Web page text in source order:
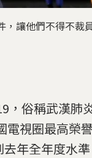
讓他們不得不
，俗稱武漢肺
視圈最高榮
年全年度水